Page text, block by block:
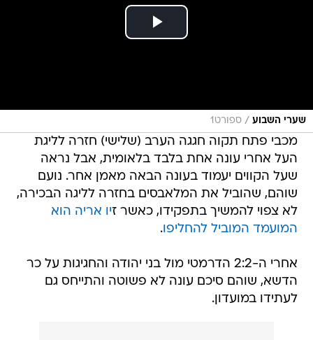
שערי השבוע / ספורט1
מכבי פתח תקוה חגגה הערב (שלישי) חזרה לליגת
העל אחרי עונה אחת בלבד בלאומית, אבל נראה
שעל הקווים יעמוד בעונה הבאה מאמן אחר. נועם
שוהם, שהוביל את המלאבסים בחזרה לליגה הבכירה,
לא צפוי להמשיך בתפקידו, כאשר זיו אריה הוא
המועמד המוביל להחליפו.
אחרי ה-2:2 הדרמטי מול בני יהודה והחגיגות על כר
הדשא, שוהם סיכם עונה לא פשוטה והתייחס גם
לעתידו במועדון.